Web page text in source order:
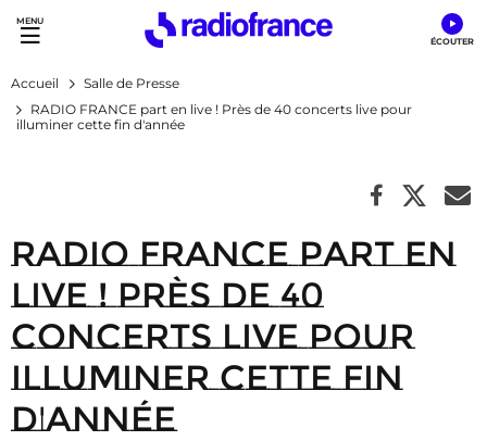
Accès direct :
Menu principal
Contenu
Accueil
Salle de Presse
RADIO FRANCE part en live ! Près de 40 concerts live pour
illuminer cette fin d'année
RADIO FRANCE part en
live ! Près de 40
concerts live pour
illuminer cette fin
d'année